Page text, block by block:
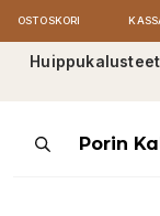
OSTOSKORI
ProductsPorin